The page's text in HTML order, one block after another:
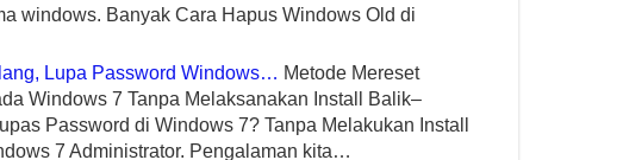
windows. Banyak Cara Hapus Windows Old di
Lupa Password Windows… Metode Mereset
Windows 7 Tanpa Melaksanakan Install Balik–
Password di Windows 7? Tanpa Melakukan Install
7 Administrator. Pengalaman kita…